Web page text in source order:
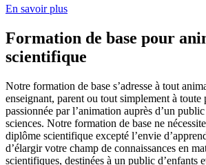
En savoir plus
Formation de base pour
scientifique
Notre formation de base s’adresse à tout
enseignant, parent ou tout simplement à toute
passionnée par l’animation auprès d’un
sciences. Notre formation de base ne
diplôme scientifique excepté l’envie
d’élargir votre champ de connaissances en
scientifiques, destinées à un public d’enfants